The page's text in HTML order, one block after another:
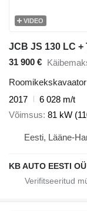
VIDEO
JCB JS 130 LC +
31 900 €
Roomikekskavaator
2017
6 028 m/t
Võimsus 81 kW
Eesti, Lääne-
KB AUTO EESTI OÜ